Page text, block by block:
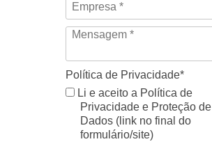
Política de Privacidade*
Li e aceito a Política de
Privacidade e Proteção de
Dados (link no final do
formulário/site)